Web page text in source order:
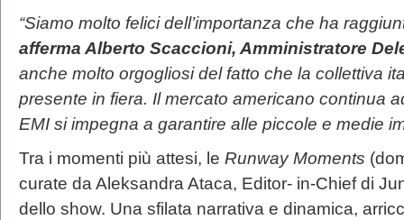
“Siamo molto felici dell’importanza che ha
afferma Alberto Scaccioni, Amministratore
anche molto orgogliosi del fatto che la collettiva
presente in fiera. Il mercato americano continua
EMI si impegna a garantire alle piccole e medie
Tra i momenti più attesi, le Runway Moments
curate da Aleksandra Ataca, Editor- in-Chief di
dello show. Una sfilata narrativa e dinamica,